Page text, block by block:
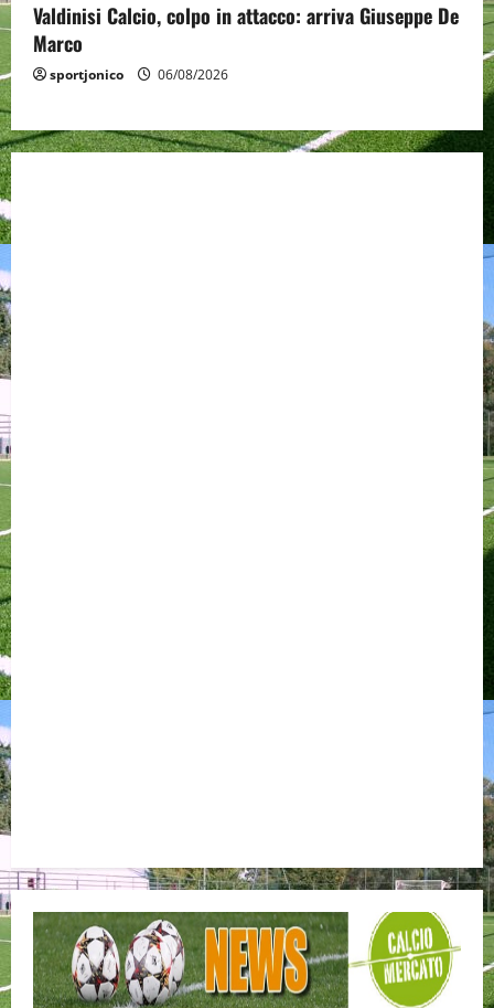
Valdinisi Calcio, colpo in attacco: arriva Giuseppe De
Marco
sportjonico 06/08/2026